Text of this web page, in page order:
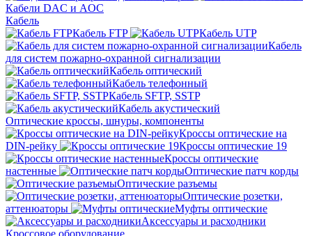
Кабели DAC и AOC
Кабель
Кабель FTP
Кабель UTP
Кабель
для систем пожарно-охранной сигнализации
Кабель оптический
Кабель телефонный
Кабель SFTP, SSTP
Кабель акустический
Оптические кроссы, шнуры, компоненты
Кроссы оптические на
DIN-рейку
Кроссы оптические 19
Кроссы оптические
настенные
Оптические патч корды
Оптические разъемы
Оптические розетки,
аттенюаторы
Муфты оптические
Аксессуары и расходники
Кроссовое оборудование